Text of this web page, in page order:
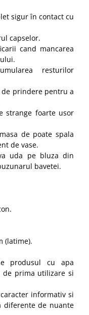
sigur în contact cu
capselor.
cand mancarea
resturilor
prindere pentru a
strange foarte usor
de poate spala
de vase.
uda pe bluza din
bavetei.
(latime).
produsul cu apa
prima utilizare si
informativ si
diferente de nuante